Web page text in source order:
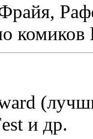
,
и др.